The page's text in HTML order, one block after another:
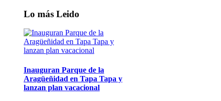
Lo más Leido
Inauguran Parque de la
Aragüeñidad en Tapa Tapa y
lanzan plan vacacional